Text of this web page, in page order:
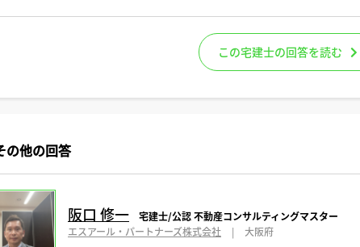
この宅建士の回答を読む
の他の回答
阪口 修一
宅建士/公認 不動産コンサルティングマスター
エスアール・パートナーズ株式会社
| 大阪府